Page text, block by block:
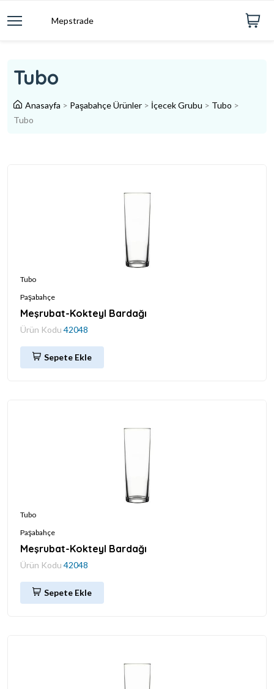
Mepstrade
Tubo
Anasayfa > Paşabahçe Ürünler > İçecek Grubu > Tubo >
Tubo
Tubo
Paşabahçe
Meşrubat-Kokteyl Bardağı
Ürün Kodu 42048
Sepete Ekle
Tubo
Paşabahçe
Meşrubat-Kokteyl Bardağı
Ürün Kodu 42048
Sepete Ekle